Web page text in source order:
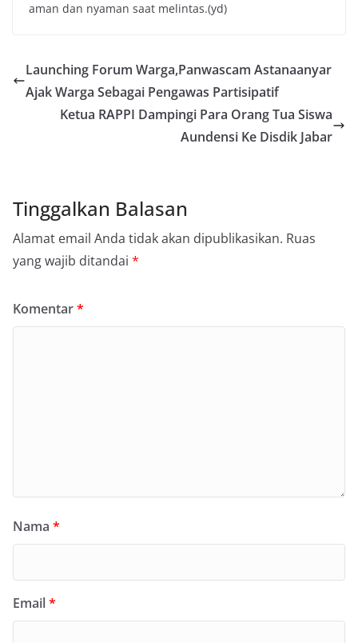
aman dan nyaman saat melintas.(yd)
Launching Forum Warga,Panwascam Astanaanyar
Ajak Warga Sebagai Pengawas Partisipatif
Ketua RAPPI Dampingi Para Orang Tua Siswa
Aundensi Ke Disdik Jabar
Tinggalkan Balasan
Alamat email Anda tidak akan dipublikasikan. Ruas
yang wajib ditandai *
Komentar*
Nama *
Email*